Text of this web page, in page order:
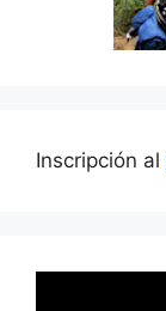
Inscripción al